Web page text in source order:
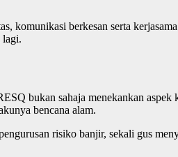
komunikasi berkesan serta
lagi.
bukan sahaja menekankan aspek
bencana alam.
risiko banjir, sekali gus